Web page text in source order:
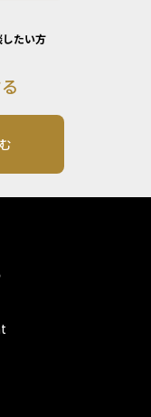
たい方